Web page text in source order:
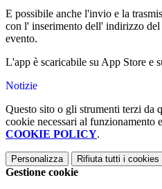
E possibile anche l'invio e la
con l' inserimento dell' indirizzo
evento.
L'app è scaricabile su App Store e
Notizie
Questo sito o gli strumenti terzi da
cookie necessari al
COOKIE POLICY.
Personalizza Rifiuta tutti i cookies
Gestione cookie